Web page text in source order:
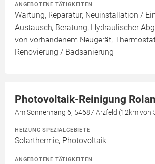
ANGEBOTENE TÄTIGKEITEN
Wartung, Reparatur, Neuinstallation /
Austausch, Beratung, Hydraulischer
von vorhandenem Neugerät,
Renovierung / Badsanierung
Photovoltaik-Reinigung
Am Sonnenhang 6, 54687 Arzfeld (12km von
HEIZUNG SPEZIALGEBIETE
Solarthermie, Photovoltaik
ANGEBOTENE TÄTIGKEITEN